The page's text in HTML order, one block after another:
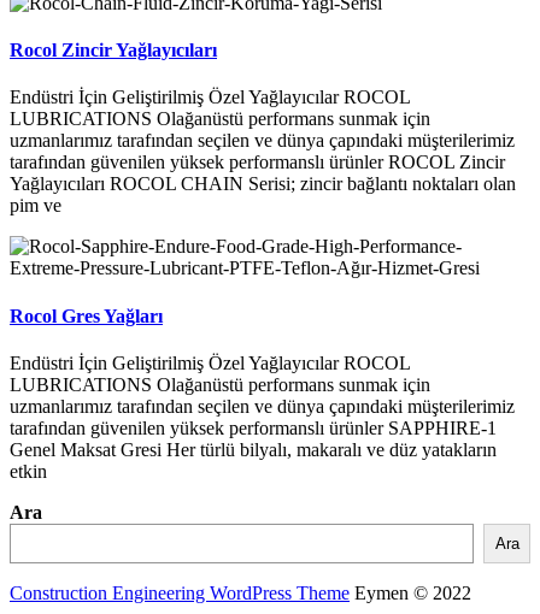
Rocol Zincir Yağlayıcıları
Endüstri İçin Geliştirilmiş Özel Yağlayıcılar ROCOL
LUBRICATIONS Olağanüstü performans sunmak için
uzmanlarımız tarafından seçilen ve dünya çapındaki müşterilerimiz
tarafından güvenilen yüksek performanslı ürünler ROCOL Zincir
Yağlayıcıları ROCOL CHAIN Serisi; zincir bağlantı noktaları olan
pim ve
Rocol Gres Yağları
Endüstri İçin Geliştirilmiş Özel Yağlayıcılar ROCOL
LUBRICATIONS Olağanüstü performans sunmak için
uzmanlarımız tarafından seçilen ve dünya çapındaki müşterilerimiz
tarafından güvenilen yüksek performanslı ürünler SAPPHIRE-1
Genel Maksat Gresi Her türlü bilyalı, makaralı ve düz yatakların
etkin
Ara
Ara
Construction Engineering WordPress Theme Eymen © 2022